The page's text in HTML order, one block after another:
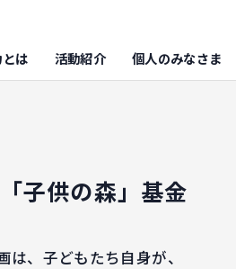
は 活動紹介 個人のみなさま
子供の森」基金
は、子どもたち自身が、